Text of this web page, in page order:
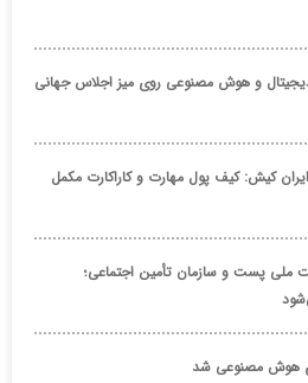
دیجیتال و هوش مصنوعی روی میز اجلاس جهانی
کیش: کیف پول مهارت و کاراکارت مکمل
ملی پست و سازمان تأمین اجتماعی؛
هوش مصنوعی شد